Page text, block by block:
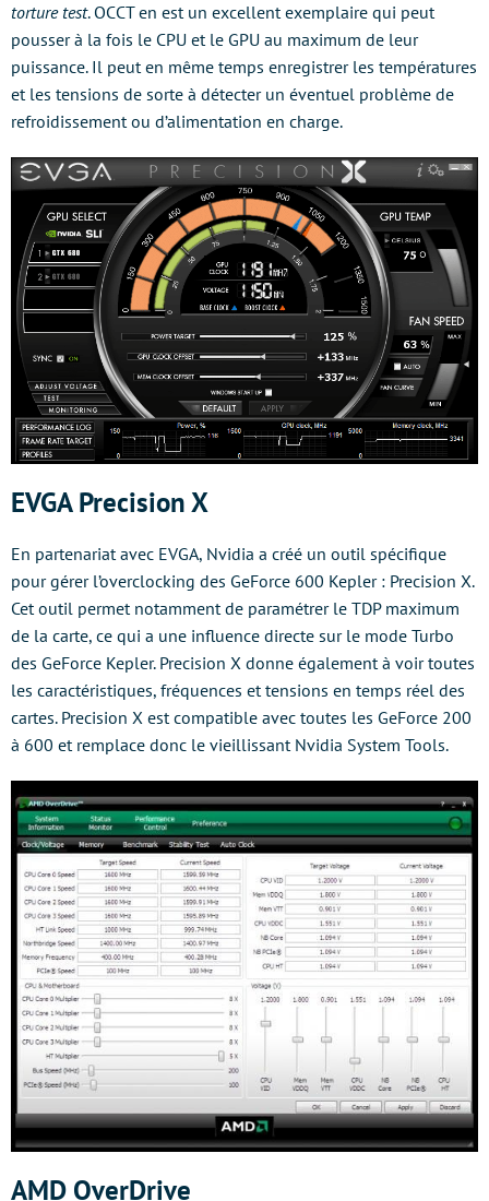
torture test. OCCT en est un excellent exemplaire qui peut
pousser à la fois le CPU et le GPU au maximum de leur
puissance. Il peut en même temps enregistrer les températures
et les tensions de sorte à détecter un éventuel problème de
refroidissement ou d’alimentation en charge.
EVGA Precision X
En partenariat avec EVGA, Nvidia a créé un outil spécifique
pour gérer l’overclocking des GeForce 600 Kepler : Precision X.
Cet outil permet notamment de paramétrer le TDP maximum
de la carte, ce qui a une influence directe sur le mode Turbo
des GeForce Kepler. Precision X donne également à voir toutes
les caractéristiques, fréquences et tensions en temps réel des
cartes. Precision X est compatible avec toutes les GeForce 200
à 600 et remplace donc le vieillissant Nvidia System Tools.
AMD OverDrive